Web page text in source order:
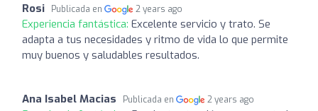
Rosi Publicada en 2 years ago
Experiencia fantástica: Excelente servicio y trato. Se
adapta a tus necesidades y ritmo de vida lo que permite
muy buenos y saludables resultados.
Ana Isabel Macias Publicada en 2 years ago